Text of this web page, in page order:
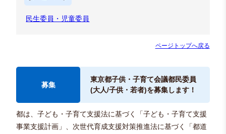
民生委員・児童委員
ページトップへ戻る
募集
東京都子供・子育て会議都民委員
(大人/子供・若者)を募集します！
都は、子ども・子育て支援法に基づく「子ども・子育て支援
事業支援計画」、次世代育成支援対策推進法に基づく「都道